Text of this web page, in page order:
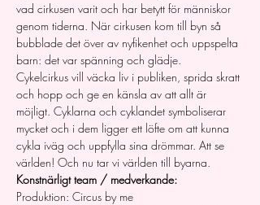
vad cirkusen varit och har betytt för människor
genom tiderna. När cirkusen kom till byn så
bubblade det över av nyfikenhet och uppspelta
barn: det var spänning och glädje.
Cykelcirkus vill väcka liv i publiken, sprida skratt
och hopp och ge en känsla av att allt är
möjligt. Cyklarna och cyklandet symboliserar
mycket och i dem ligger ett löfte om att kunna
cykla iväg och uppfylla sina drömmar. Att se
världen! Och nu tar vi världen till byarna.
Konstnärligt team / medverkande:
Produktion: Circus by me